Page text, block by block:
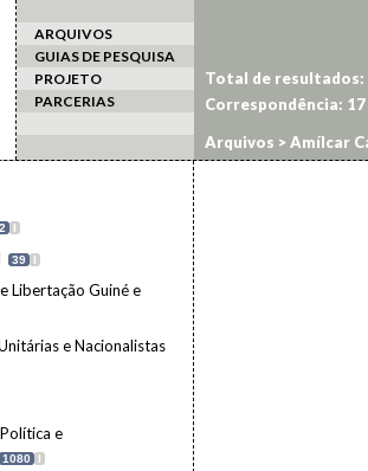
ARQUIVOS
GUIAS DE PESQUISA
PROJETO
PARCERIAS
I
39 I
Libertação Guiné e
e Nacionalistas
e
1080 I
Total de resultados:
Correspondência: 17
Arquivos >Amílcar